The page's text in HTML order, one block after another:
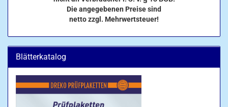
Die angegebenen Preise sind
netto zzgl. Mehrwertsteuer!
Blätterkatalog